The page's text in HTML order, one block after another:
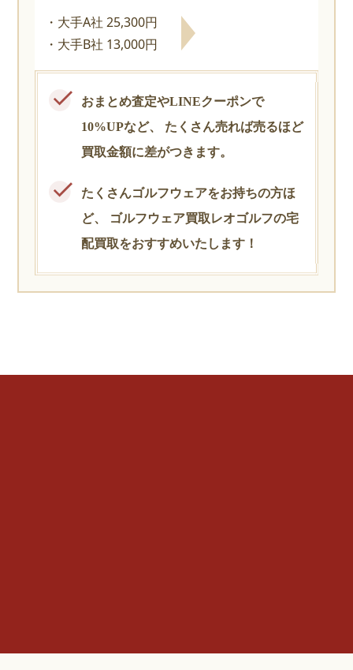
大手A社 25,300円
大手B社 13,000円
おまとめ査定やLINEクーポンで
10%UPなど、
たくさん売れば売るほど
買取金額に差がつきます。
たくさんゴルフウェアをお持ちの方ほ
ど、
ゴルフウェア買取レオゴルフの宅
配買取をおすすめいたします！